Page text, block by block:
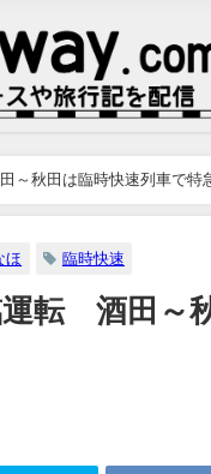
～秋田は臨時快速列車で特
ほ 臨時快速
転 酒田～